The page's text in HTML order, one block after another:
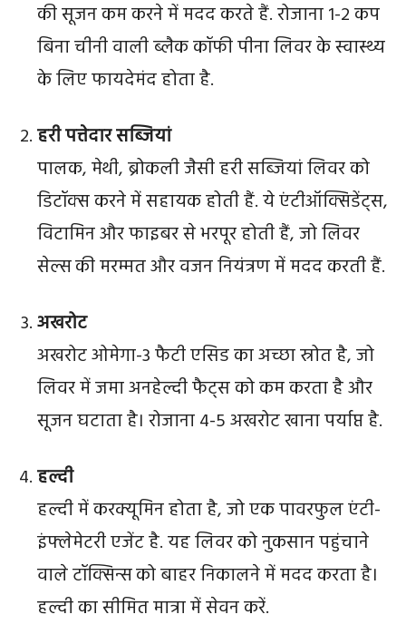
की सूजन कम करने में मदद करते हैं. रोजाना 1-2 कप
बिना चीनी वाली ब्लैक कॉफी पीना लिवर के स्वास्थ्य
के लिए फायदेमंद होता है.
हरी पत्तेदार सब्जियां
पालक, मेथी, ब्रोकली जैसी हरी सब्जियां लिवर को
डिटॉक्स करने में सहायक होती हैं. ये एंटीऑक्सिडेंट्स,
विटामिन और फाइबर से भरपूर होती हैं, जो लिवर
सेल्स की मरम्मत और वजन नियंत्रण में मदद करती हैं.
अखरोट
अखरोट ओमेगा-3 फैटी एसिड का अच्छा स्रोत है, जो
लिवर में जमा अनहेल्दी फैट्स को कम करता है और
सूजन घटाता है। रोजाना 4-5 अखरोट खाना पर्याप्त है.
हल्दी
हल्दी में करक्यूमिन होता है, जो एक पावरफुल एंटी-
इंफ्लेमेटरी एजेंट है. यह लिवर को नुकसान पहुंचाने
वाले टॉक्सिन्स को बाहर निकालने में मदद करता है।
हल्दी का सीमित मात्रा में सेवन करें.